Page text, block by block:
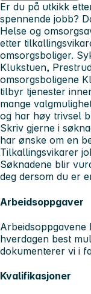
Er du på utkikk
spennende jobb?
Helse og
etter
omsorgsboliger.
Klukstuen,
omsorgsboligene
tilbyr tjenester
mange
og har høy trivsel
Skriv gjerne i
har ønske om en
Tilkallingsvikarer
Søknadene blir
deg dersom du er
Arbeidsoppgaver
hverdagen best
dokumenterer vi i
Kvalifikasjoner